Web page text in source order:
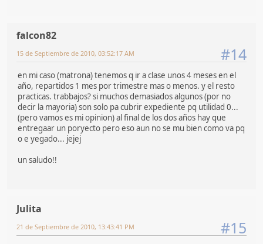
falcon82
#14
15 de Septiembre de 2010, 03:52:17 AM
en mi caso (matrona) tenemos q ir a clase unos 4 meses en el
año, repartidos 1 mes por trimestre mas o menos. y el resto
practicas. trabbajos? si muchos demasiados algunos (por no
decir la mayoria) son solo pa cubrir expediente pq utilidad 0...
(pero vamos es mi opinion) al final de los dos años hay que
entregaar un poryecto pero eso aun no se mu bien como va pq
o e yegado... jejej
un saludo!!
Julita
#15
21 de Septiembre de 2010, 13:43:41 PM